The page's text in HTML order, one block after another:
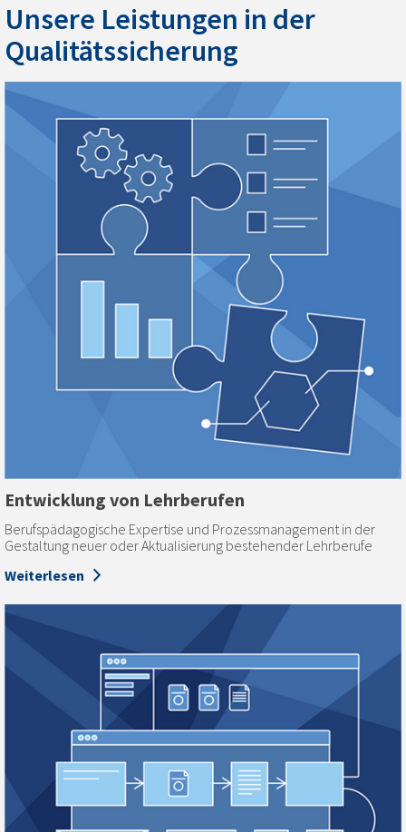
Unsere Leistungen in der
Qualitätssicherung
Entwicklung von Lehrberufen
Berufspädagogische Expertise und Prozessmanagement in der
Gestaltung neuer oder Aktualisierung bestehender Lehrberufe
Weiterlesen